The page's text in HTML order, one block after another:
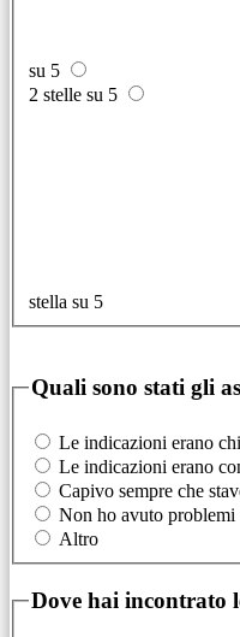
su 5
2 stelle su 5
stella su 5
Quali sono stati gli
Le indicazioni erano
Le indicazioni erano
Capivo sempre che
Non ho avuto problemi
Altro
Dove hai incontrato